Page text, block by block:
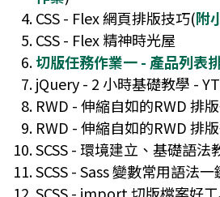
CSS - Flex 網頁排版技巧(附
CSS - Flex 精神時光屋
切版任務作業一 - 產品列表
jQuery - 2 小時基礎教學 -
RWD - 伸縮自如的RWD 排
RWD - 伸縮自如的RWD 排
SCSS - 環境建立、基礎語法
SCSS - Sass 變數常用語法